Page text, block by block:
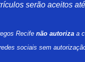
serão aceitos
Recifenão autoriza a
sociais sem